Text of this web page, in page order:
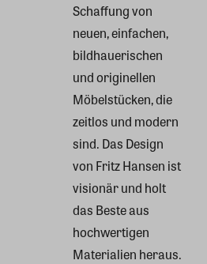
Schaffung von
neuen, einfachen,
bildhauerischen
und originellen
Möbelstücken, die
zeitlos und modern
sind. Das Design
von Fritz Hansen ist
visionär und holt
das Beste aus
hochwertigen
Materialien heraus.